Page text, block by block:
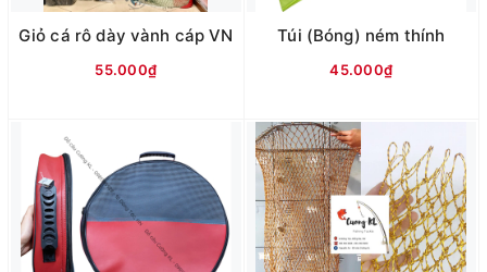
Giỏ cá rô dày vành cáp VN
55.000₫
Túi (Bóng) ném thính
45.000₫